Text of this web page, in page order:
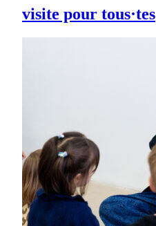
visite pour tous·tes